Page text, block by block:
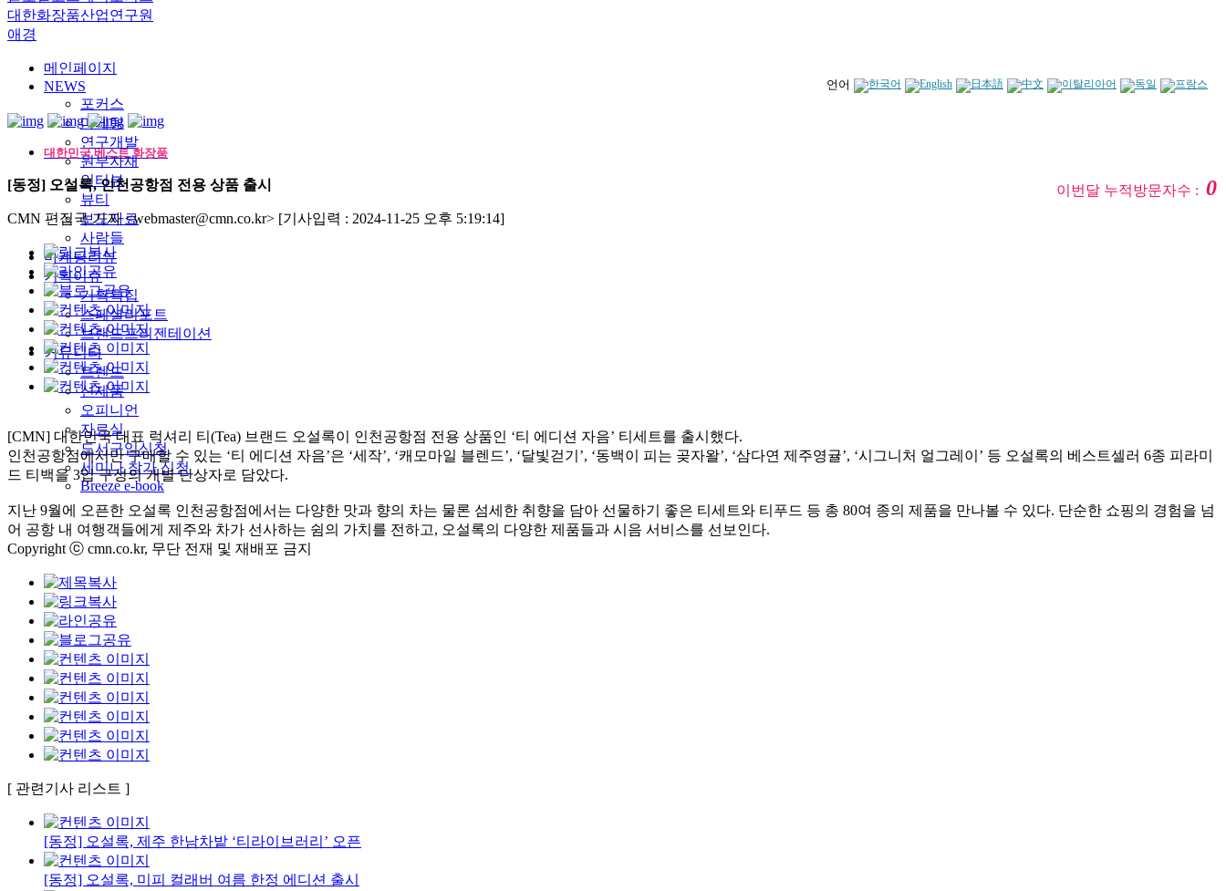
대한화장품산업연구원
애경
언어
메인페이지
NEWS
포커스
마케팅
연구개발
원부자재
인터뷰
뷰티
보도자료
사람들
마케팅리뷰
기획이슈
기획특집
스페셜리포트
브랜드프리젠테이션
커뮤니티
트렌드
신제품
오피니언
자료실
도서구입신청
세미나 참가 신청
Breeze e-book
대한민국 베스트 화장품
이번달 누적방문자수 :0
[동정] 오설록, 인천공항점 전용 상품 출시
CMN 편집국 기자 <webmaster@cmn.co.kr> [기사입력 : 2024-11-25 오후 5:19:14]
[CMN] 대한민국 대표 럭셔리 티(Tea) 브랜드 오설록이 인천공항점 전용 상품인 ‘티 에디션 자음’ 티세트를 출시했다.
인천공항점에서만 구매할 수 있는 ‘티 에디션 자음’은 ‘세작’, ‘캐모마일 블렌드’, ‘달빛걷기’, ‘동백이 피는 곶자왈’, ‘삼다연 제주영귤’, ‘시그니처 얼그레이’ 등 오설록의 베스트셀러 6종 피라미
드 티백을 3입 구성의 개별 단상자로 담았다.
지난 9월에 오픈한 오설록 인천공항점에서는 다양한 맛과 향의 차는 물론 섬세한 취향을 담아 선물하기 좋은 티세트와 티푸드 등 총 80여 종의 제품을 만나볼 수 있다. 단순한 쇼핑의 경험을 넘
어 공항 내 여행객들에게 제주와 차가 선사하는 쉼의 가치를 전하고, 오설록의 다양한 제품들과 시음 서비스를 선보인다.
Copyright ⓒ cmn.co.kr, 무단 전재 및 재배포 금지
[ 관련기사 리스트 ]
[동정] 오설록, 제주 한남차밭 ‘티라이브러리’ 오픈
[동정] 오설록, 미피 컬래버 여름 한정 에디션 출시